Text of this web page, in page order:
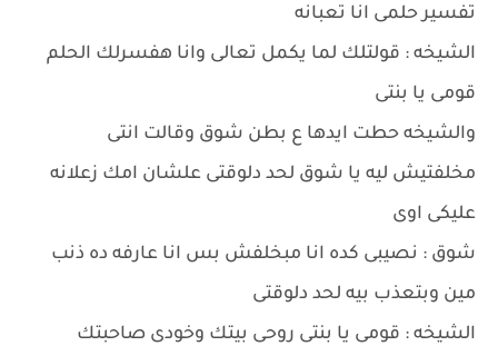
تفسير حلمى انا تعبانه
الشيخه : قولتلك لما يكمل تعالى وانا هفسرلك الحلم
قومى يا بنتى
والشيخه حطت ايدها ع بطن شوق وقالت انتى
مخلفتيش ليه يا شوق لحد دلوقتى علشان امك زعلانه
عليكى اوى
شوق : نصيبى كده انا مبخلفش بس انا عارفه ده ذنب
مين وبتعذب بيه لحد دلوقتى
الشيخه : قومى يا بنتى روحى بيتك وخودى صاحبتك